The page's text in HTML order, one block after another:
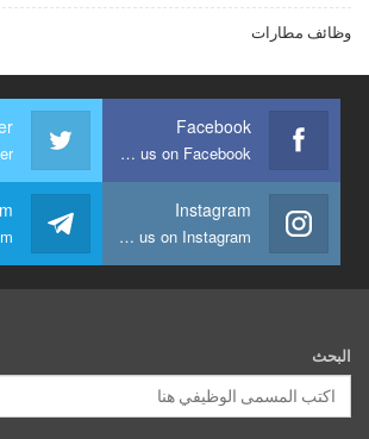
وظائف مطارات
Facebook
Join us on Facebook
Instagram
Join us on Instagram
البحث